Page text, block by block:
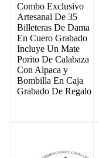
Combo Exclusivo
Artesanal De 35
Billeteras De Dama
En Cuero Grabado
Incluye Un Mate
Porito De Calabaza
Con Alpaca y
Bombilla En Caja
Grabado De Regalo